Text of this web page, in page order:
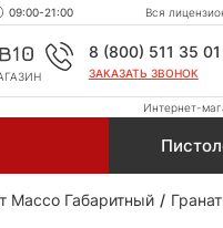
09:00-21:00 Вся
8 (800) 511 35 01
ЗАКАЗАТЬ ЗВОНОК
Интернет-
Массо Габаритный